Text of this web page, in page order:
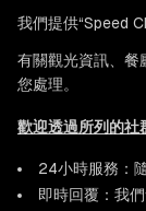
我們提供“Speed
有關觀光資訊、餐
您處理。
歡迎透過所列的社
24小時服務：
即時回覆：我